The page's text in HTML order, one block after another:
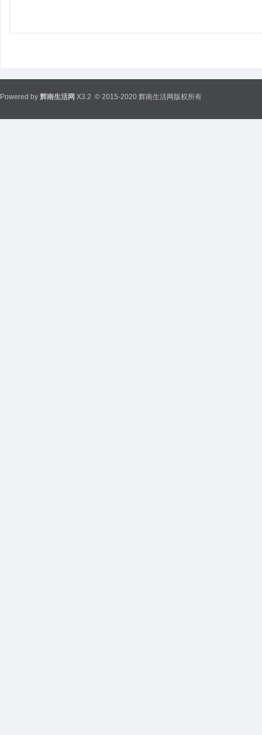
Powered by 辉南生活网 X3.2 © 2015-2020 辉南生活网版权所有